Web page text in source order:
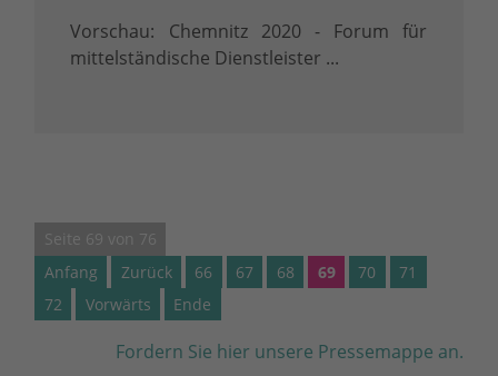
Vorschau: Chemnitz 2020 - Forum für
mittelständische Dienstleister ...
Seite 69 von 76
Anfang
Zurück 66 67 68 69 70
71
72
Vorwärts Ende
Fordern Sie hier unsere Pressemappe an.